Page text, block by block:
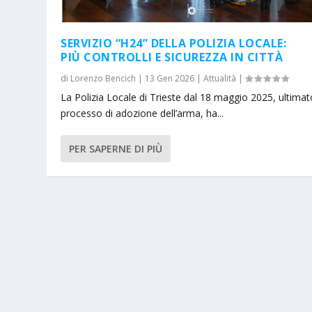
SERVIZIO “H24” DELLA POLIZIA LOCALE:
PIÙ CONTROLLI E SICUREZZA IN CITTÀ
di Lorenzo Bencich | 13 Gen 2026 |Attualità |
La Polizia Locale di Trieste dal 18 maggio 2025,
processo di adozione dell’arma, ha...
PER SAPERNE DI PIÙ